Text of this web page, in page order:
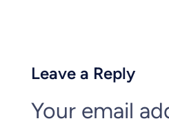
Leave a Reply
Your email